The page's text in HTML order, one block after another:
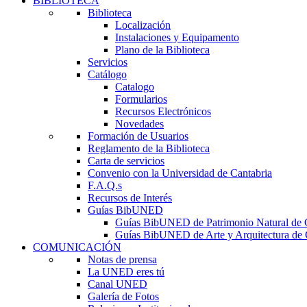
Biblioteca
Localización
Instalaciones y Equipamento
Plano de la Biblioteca
Servicios
Catálogo
Catalogo
Formularios
Recursos Electrónicos
Novedades
Formación de Usuarios
Reglamento de la Biblioteca
Carta de servicios
Convenio con la Universidad de Cantabria
F.A.Q.s
Recursos de Interés
Guías BibUNED
Guías BibUNED de Patrimonio Natural de
Guías BibUNED de Arte y Arquitectura de
COMUNICACIÓN
Notas de prensa
La UNED eres tú
Canal UNED
Galería de Fotos